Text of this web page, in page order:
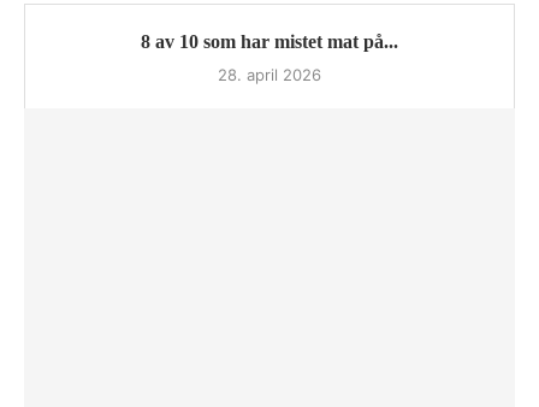
8 av 10 som har mistet mat på...
28. april 2026